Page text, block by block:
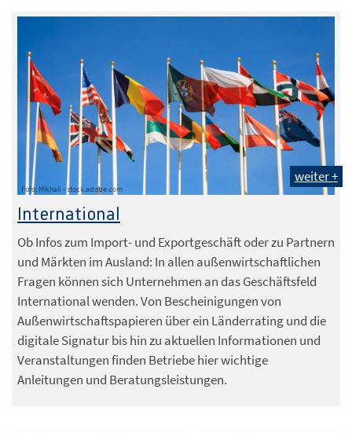
Foto: Mikhail - stock.adobe.com
weiter +
International
Ob Infos zum Import- und Exportgeschäft oder zu Partnern
und Märkten im Ausland: In allen außenwirtschaftlichen
Fragen können sich Unternehmen an das Geschäftsfeld
International wenden. Von Bescheinigungen von
Außenwirtschaftspapieren über ein Länderrating und die
digitale Signatur bis hin zu aktuellen Informationen und
Veranstaltungen finden Betriebe hier wichtige
Anleitungen und Beratungsleistungen.